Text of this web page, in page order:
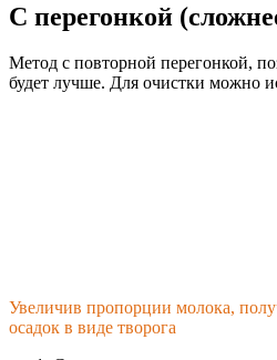
С перегонкой
Метод с повторной перегонкой,
будет лучше. Для очистки можно
Увеличив пропорции молока,
осадок в виде творога